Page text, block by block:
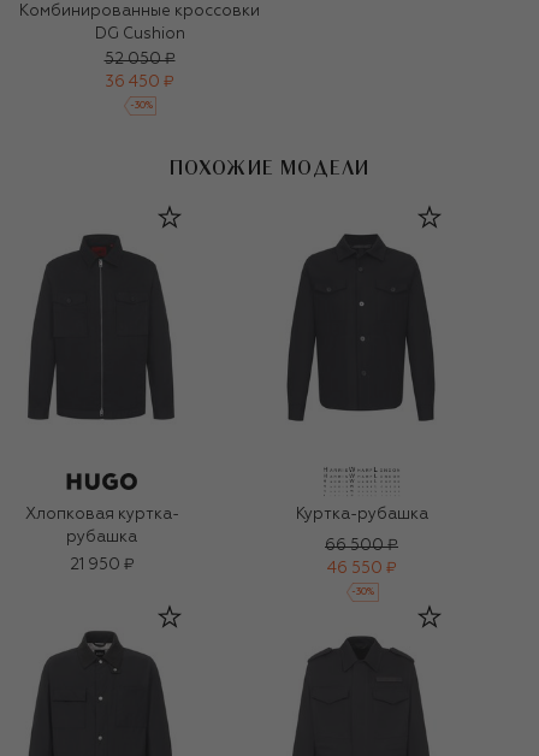
Комбинированные кроссовки
DG Cushion
52 050 ₽
36 450 ₽
-30%
ПОХОЖИЕ МОДЕЛИ
Хлопковая куртка-
рубашка
21 950 ₽
Куртка-рубашка
66 500 ₽
46 550 ₽
-30%